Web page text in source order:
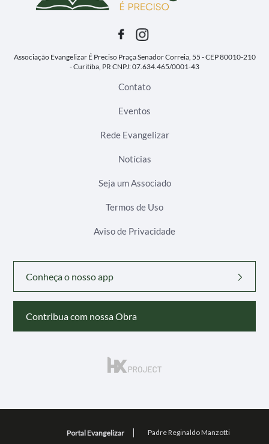
Associação Evangelizar É PrecisoPraça Senador Correia, 55 - CEP 80010-210
- Curitiba, PRCNPJ: 07.634.465/0001-43
Contato
Eventos
Rede Evangelizar
Notícias
Seja um Associado
Termos de Uso
Aviso de Privacidade
Conheça o nosso app
Contribua com nossa Obra